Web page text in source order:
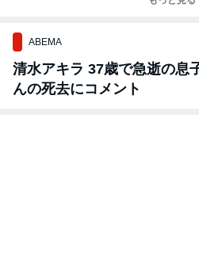
ABEMA
清水アキラ 37歳で急逝の息
んの死去にコメント